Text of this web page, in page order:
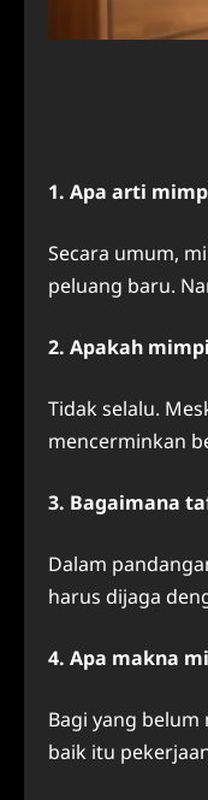
1. Apa arti
Secara umum,
peluang baru.
2. Apakah
Tidak selalu.
mencerminkan
3. Bagaimana
Dalam
harus dijaga
4. Apa makna
Bagi yang
baik itu